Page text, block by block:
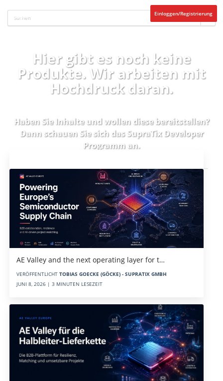
Einloggen/Registrierung
Hier gibt es noch keine
Produkte. Wir arbeiten mit
Hochdruck daran.
Haben Sie Inhalte und wollen diese bereitstellen?
Dann schauen Sie sich das SupraTix Developer
Programman.
AE Valley and the next operating layer for t…
VERÖFFENTLICHT TOBIAS GOECKE (GÖCKE) - SUPRATIX GMBH
JUNI 8, 2026 | 3 MINUTEN LESEZEIT